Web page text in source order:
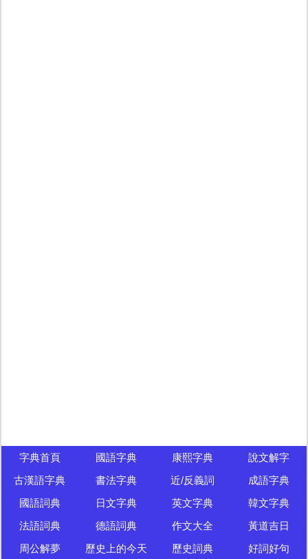
字典首頁 國語字典 康熙字典
說文解字
古漢語字典
書法字典 近/反義詞
成語字典
國語詞典
日文字典 英文字典
韓文字典
法語詞典
德語詞典 作文大全
黃道吉日
周公解夢
歷史上的今天 歷史詞典 好詞好句